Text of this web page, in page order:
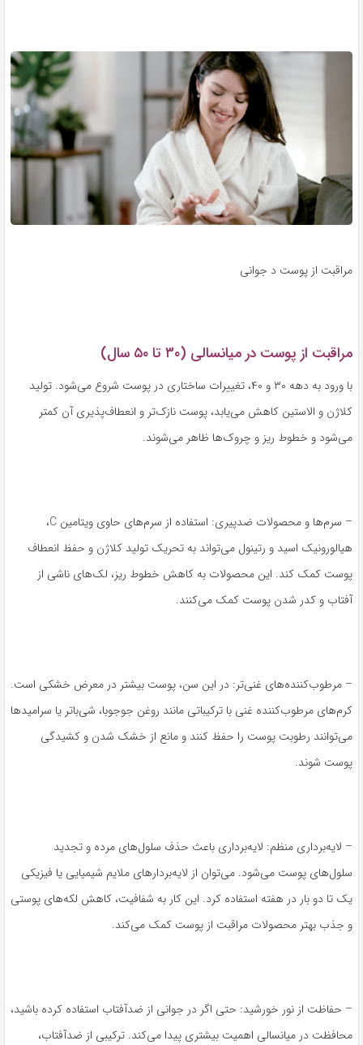
مراقبت از پوست د جوانی
مراقبت از پوست در میانسالی (۳۰ تا ۵۰ سال)
با ورود به دهه ۳۰ و ۴۰، تغییرات ساختاری در پوست شروع می‌شود. تولید
کلاژن و الاستین کاهش می‌یابد، پوست نازک‌تر و انعطاف‌پذیری آن کمتر
می‌شود و خطوط ریز و چروک‌ها ظاهر می‌شوند.
– سرم‌ها و محصولات ضدپیری: استفاده از سرم‌های حاوی ویتامین C،
هیالورونیک اسید و رتینول می‌تواند به تحریک تولید کلاژن و حفظ انعطاف
پوست کمک کند. این محصولات به کاهش خطوط ریز، لک‌های ناشی از
آفتاب و کدر شدن پوست کمک می‌کنند.
– مرطوب‌کننده‌های غنی‌تر: در این سن، پوست بیشتر در معرض خشکی است.
کرم‌های مرطوب‌کننده غنی با ترکیباتی مانند روغن جوجوبا، شی‌باتر یا سرامیدها
می‌توانند رطوبت پوست را حفظ کنند و مانع از خشک شدن و کشیدگی
پوست شوند.
– لایه‌برداری منظم: لایه‌برداری باعث حذف سلول‌های مرده و تجدید
سلول‌های پوست می‌شود. می‌توان از لایه‌بردارهای ملایم شیمیایی یا فیزیکی
یک تا دو بار در هفته استفاده کرد. این کار به شفافیت، کاهش لکه‌های پوستی
و جذب بهتر محصولات مراقبت از پوست کمک می‌کند.
– حفاظت از نور خورشید: حتی اگر در جوانی از ضدآفتاب استفاده کرده باشید،
محافظت در میانسالی اهمیت بیشتری پیدا می‌کند. ترکیبی از ضدآفتاب،